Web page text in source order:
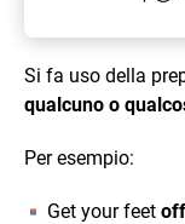
Si fa uso della
qualcuno o
Per esempio:
Get your feet off